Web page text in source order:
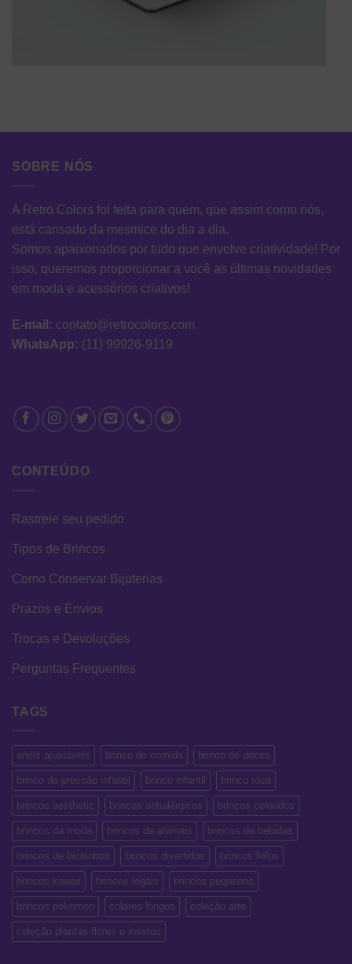
SOBRE NÓS
A Retro Colors foi feita para quem, que assim como nós,
está cansado da mesmice do dia a dia.
Somos apaixonados por tudo que envolve criatividade! Por
isso, queremos proporcionar a você as últimas novidades
em moda e acessórios criativos!
E-mail: contato@retrocolors.com
WhatsApp: (11) 99926-9119
CONTEÚDO
Rastreie seu pedido
Tipos de Brincos
Como Conservar Bijuterias
Prazos e Envios
Trocas e Devoluções
Perguntas Frequentes
TAGS
anéis ajustáveis brinco de comida brinco de doces
brinco de pressão infantil brinco infantil brinco rosa
brincos aesthetic brincos antialérgicos brincos coloridos
brincos da moda brincos de animais brincos de bebidas
brincos de bichinhos brincos divertidos brincos fofos
brincos kawaii brincos legais brincos pequenos
brincos pokemon colares longos coleção arte
coleção plantas flores e insetos